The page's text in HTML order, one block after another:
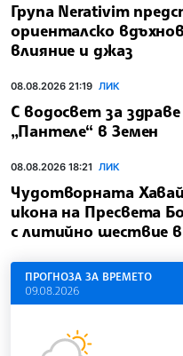
Група Nerativim
ориенталско
влияние и джаз
08.08.2026 21:19 ЛИК
С водосвет за
„Пантеле“ в Земен
08.08.2026 18:21 ЛИК
Чудотворната
икона на Пресвета
с литийно шествие
ПРОГНОЗА ЗА ВРЕМЕТО
09.08.2026